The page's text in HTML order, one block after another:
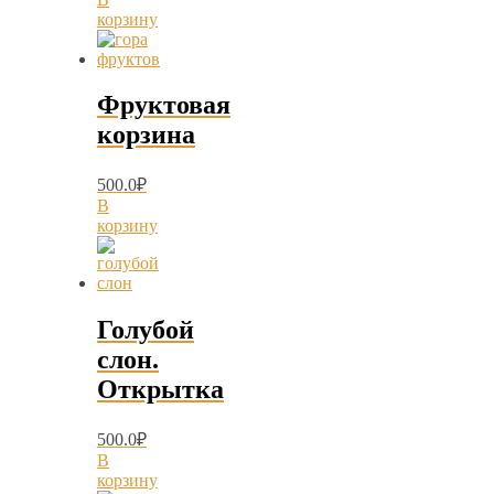
корзину
Фруктовая
корзина
500.0₽
В
корзину
Голубой
слон.
Открытка
500.0₽
В
корзину